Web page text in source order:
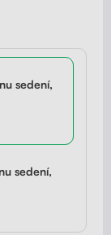
sedení,
sedení,